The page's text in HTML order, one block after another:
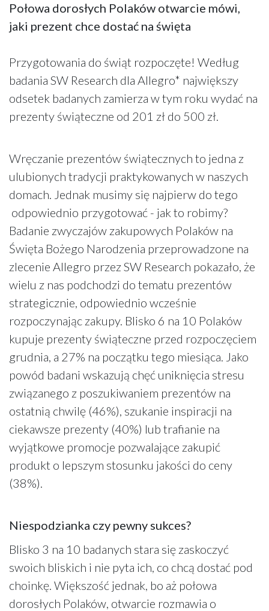
Połowa dorosłych Polaków otwarcie mówi,
jaki prezent chce dostać na święta
Przygotowania do świąt rozpoczęte! Według
badania SW Research dla Allegro* największy
odsetek badanych zamierza w tym roku wydać na
prezenty świąteczne od 201 zł do 500 zł.
Wręczanie prezentów świątecznych to jedna z
ulubionych tradycji praktykowanych w naszych
domach. Jednak musimy się najpierw do tego
odpowiednio przygotować - jak to robimy?
Badanie zwyczajów zakupowych Polaków na
Święta Bożego Narodzenia przeprowadzone na
zlecenie Allegro przez SW Research pokazało, że
wielu z nas podchodzi do tematu prezentów
strategicznie, odpowiednio wcześnie
rozpoczynając zakupy. Blisko 6 na 10 Polaków
kupuje prezenty świąteczne przed rozpoczęciem
grudnia, a 27% na początku tego miesiąca. Jako
powód badani wskazują chęć uniknięcia stresu
związanego z poszukiwaniem prezentów na
ostatnią chwilę (46%), szukanie inspiracji na
ciekawsze prezenty (40%) lub trafianie na
wyjątkowe promocje pozwalające zakupić
produkt o lepszym stosunku jakości do ceny
(38%).
Niespodzianka czy pewny sukces?
Blisko 3 na 10 badanych stara się zaskoczyć
swoich bliskich i nie pyta ich, co chcą dostać pod
choinkę. Większość jednak, bo aż połowa
dorosłych Polaków, otwarcie rozmawia o